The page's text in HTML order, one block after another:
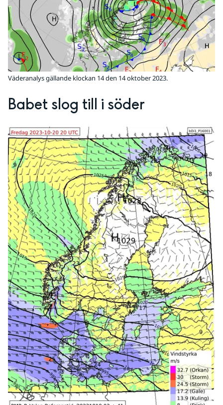
Väderanalys gällande klockan 14 den 14 oktober 2023.
Babet slog till i söder